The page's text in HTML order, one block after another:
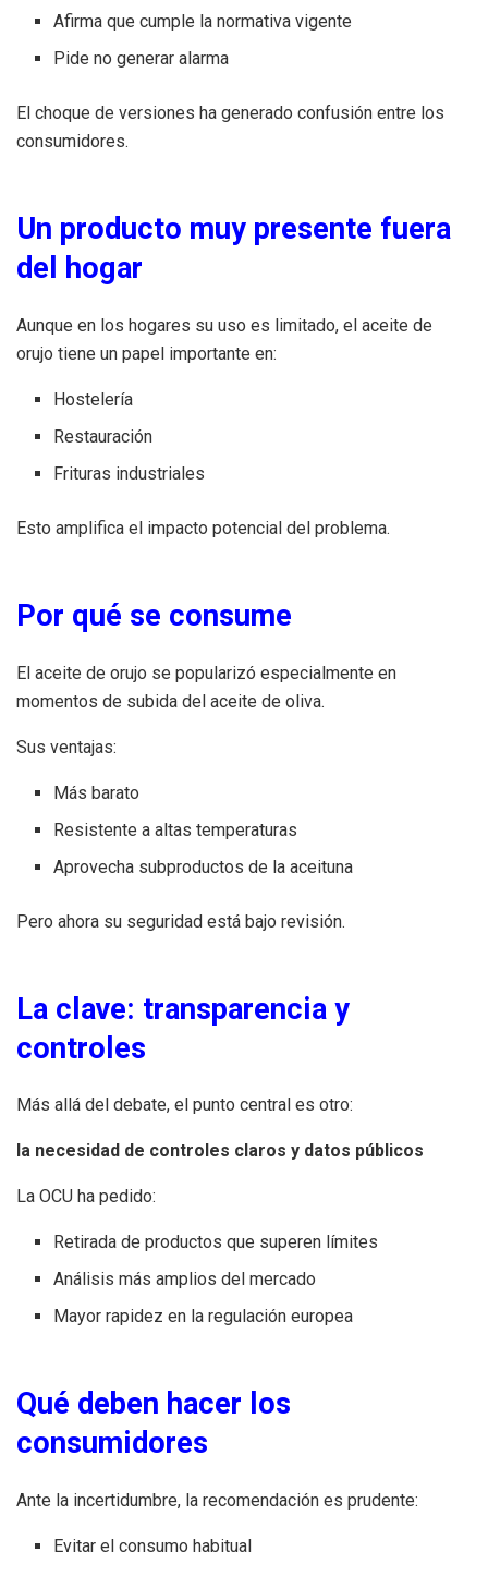
Afirma que cumple la normativa vigente
Pide no generar alarma
El choque de versiones ha generado confusión entre los
consumidores.
Un producto muy presente fuera
del hogar
Aunque en los hogares su uso es limitado, el aceite de
orujo tiene un papel importante en:
Hostelería
Restauración
Frituras industriales
Esto amplifica el impacto potencial del problema.
Por qué se consume
El aceite de orujo se popularizó especialmente en
momentos de subida del aceite de oliva.
Sus ventajas:
Más barato
Resistente a altas temperaturas
Aprovecha subproductos de la aceituna
Pero ahora su seguridad está bajo revisión.
La clave: transparencia y
controles
Más allá del debate, el punto central es otro:
la necesidad de controles claros y datos públicos
La OCU ha pedido:
Retirada de productos que superen límites
Análisis más amplios del mercado
Mayor rapidez en la regulación europea
Qué deben hacer los
consumidores
Ante la incertidumbre, la recomendación es prudente:
Evitar el consumo habitual